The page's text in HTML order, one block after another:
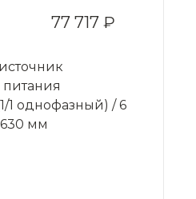
77 717 ₽
1 однофазный) / 6
630 мм